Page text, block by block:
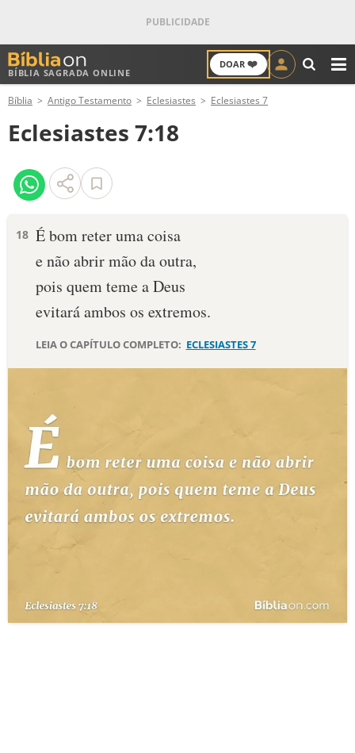
BÍBLIA SAGRADA ONLINE
DOAR ❤️
ANTIGO TESTAMENTO
NOVO TESTAMENTO
VERSÍCULOS
VERSÍCULO DO DIA
PALAVRA DO DIA
SALMO DO DIA
DEVOCIONAL DIÁRIO
ESTUDOS BÍBLICOS
ESBOÇOS DE PREGAÇÃO
TEMAS
PERGUNTE À BÍBLIA
QUEM SOMOS
Bíblia Antigo Testamento Eclesiastes Eclesiastes 7
Eclesiastes 7:18
18 É bom reter uma coisa
e não abrir mão da outra,
pois quem teme a Deus
evitará ambos os extremos.
LEIA O CAPÍTULO COMPLETO: ECLESIASTES 7